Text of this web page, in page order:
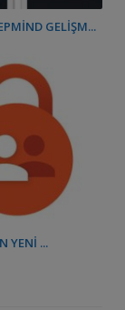
GELIŞM...
YENI ...